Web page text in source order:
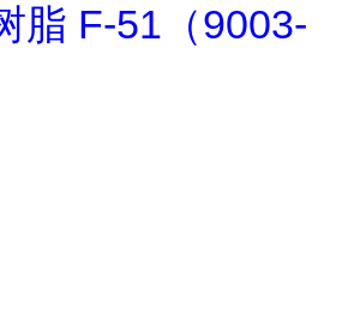
脂 F-51（9003-